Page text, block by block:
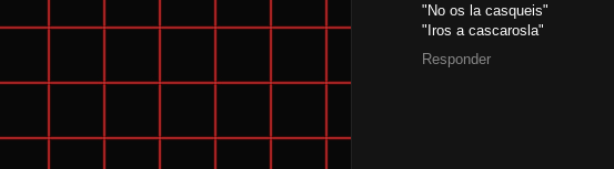
"No os la casqueis"
"Iros a cascarosla"
Responder